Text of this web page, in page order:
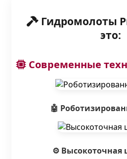
Гидромолоты
это:
Современные
🤖
⚙️ Высокоточная